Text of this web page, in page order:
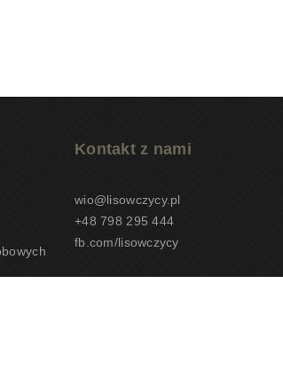
Kontakt z nami
wio@lisowczycy.pl
+48 798 295 444
fb.com/lisowczycy